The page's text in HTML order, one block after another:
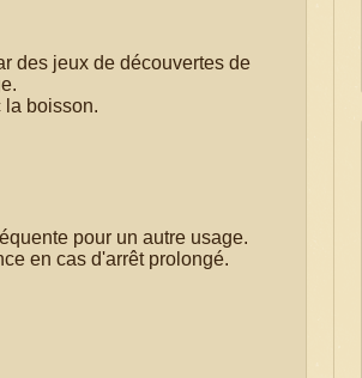
des jeux de découvertes de
la boisson.
pour un autre usage.
en cas d'arrêt prolongé.